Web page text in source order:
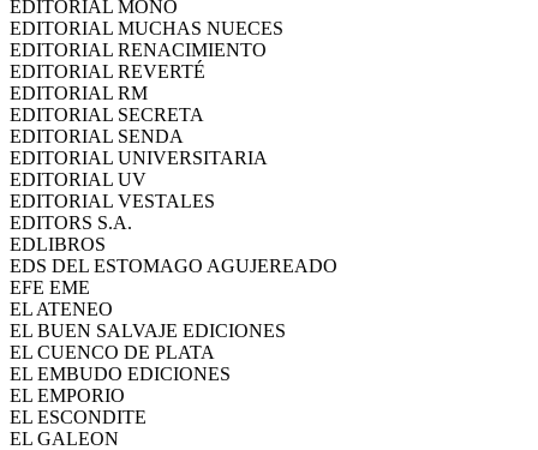
EDITORIAL MONO
EDITORIAL MUCHAS NUECES
EDITORIAL RENACIMIENTO
EDITORIAL REVERTÉ
EDITORIAL RM
EDITORIAL SECRETA
EDITORIAL SENDA
EDITORIAL UNIVERSITARIA
EDITORIAL UV
EDITORIAL VESTALES
EDITORS S.A.
EDLIBROS
EDS DEL ESTOMAGO AGUJEREADO
EFE EME
EL ATENEO
EL BUEN SALVAJE EDICIONES
EL CUENCO DE PLATA
EL EMBUDO EDICIONES
EL EMPORIO
EL ESCONDITE
EL GALEON